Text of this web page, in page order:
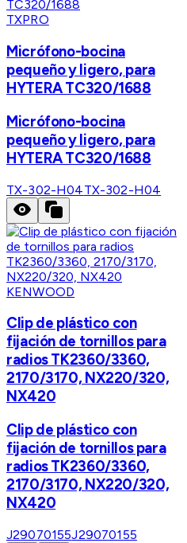
TXPRO
Micrófono-bocina
pequeño y ligero, para
HYTERA TC320/1688
Micrófono-bocina
pequeño y ligero, para
HYTERA TC320/1688
TX-302-H04TX-302-H04
KENWOOD
Clip de plástico con
fijación de tornillos para
radios TK2360/3360,
2170/3170, NX220/320,
NX420
Clip de plástico con
fijación de tornillos para
radios TK2360/3360,
2170/3170, NX220/320,
NX420
J29070155J29070155